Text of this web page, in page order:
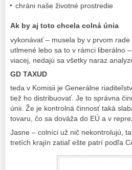
chráni naše životné prostredie
Ak by aj toto chcela colná únia
vykonávať – musela by v prvom
utlmené lebo sa to v rámci liberálno
viacej, nedajú sa všetky naraz
GD TAXUD
teda v Komisii je Generálne
tiež ho distribuovať. Je to správna
únii. Že je kontrolná činnosť taká
tovaru, čo sa dováža do EÚ a v
Jasne – colníci už nič nekontrolujú,
tretích krajín zatiaľ ešte patrí podľa